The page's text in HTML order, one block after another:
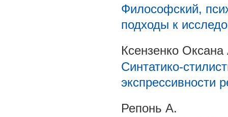
Философский,
подходы к
Ксензенко
Синтатико-
экспрессивности
Репонь А.